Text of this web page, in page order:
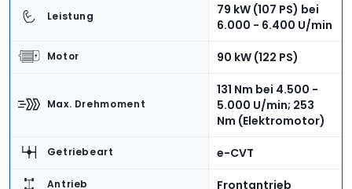
Leistung
79 kW (107 PS) bei
6.000 - 6.400 U/min
Motor 90 kW (122 PS)
Max. Drehmoment
131 Nm bei 4.500 -
5.000 U/min; 253
Nm (Elektromotor)
Getriebeart e-CVT
Antrieb Frontantrieb